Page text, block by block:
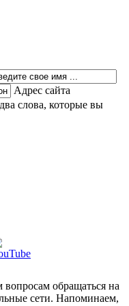
Адрес сайта
слова, которые вы
обращаться на
сети. Напоминаем,